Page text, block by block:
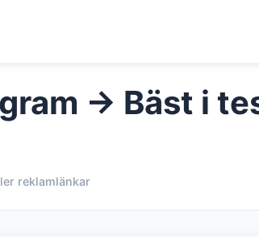
→ Bäst i
reklamlänkar